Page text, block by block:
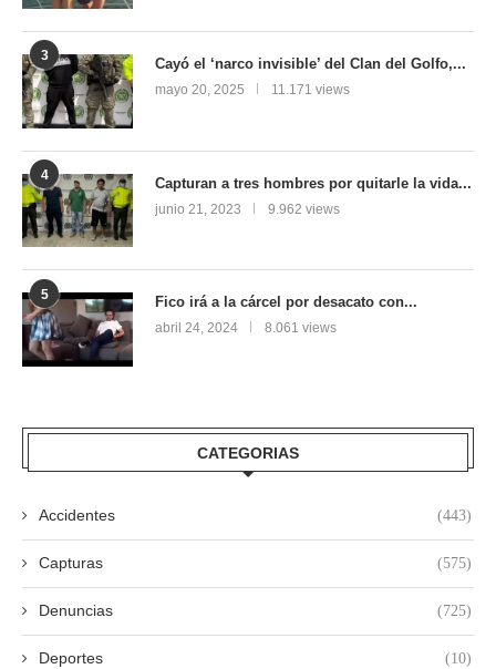
3 Cayó el ‘narco invisible’ del Clan del Golfo,...
mayo 20, 2025 11.171 views
4 Capturan a tres hombres por quitarle la vida...
junio 21, 2023 9.962 views
5 Fico irá a la cárcel por desacato con...
abril 24, 2024 8.061 views
CATEGORIAS
Accidentes (443)
Capturas (575)
Denuncias (725)
Deportes (10)